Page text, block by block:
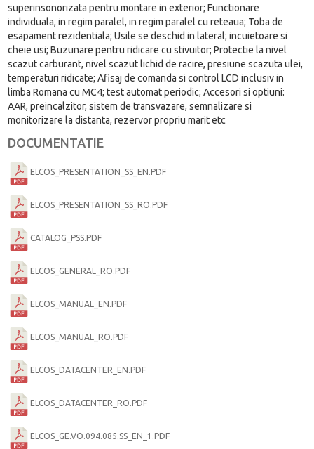
superinsonorizata pentru montare in exterior; Functionare
individuala, in regim paralel, in regim paralel cu reteaua; Toba de
esapament rezidentiala; Usile se deschid in lateral; incuietoare si
cheie usi; Buzunare pentru ridicare cu stivuitor; Protectie la nivel
scazut carburant, nivel scazut lichid de racire, presiune scazuta ulei,
temperaturi ridicate; Afisaj de comanda si control LCD inclusiv in
limba Romana cu MC4; test automat periodic; Accesori si optiuni:
AAR, preincalzitor, sistem de transvazare, semnalizare si
monitorizare la distanta, rezervor propriu marit etc
DOCUMENTATIE
ELCOS_PRESENTATION_SS_EN.PDF
ELCOS_PRESENTATION_SS_RO.PDF
CATALOG_PSS.PDF
ELCOS_GENERAL_RO.PDF
ELCOS_MANUAL_EN.PDF
ELCOS_MANUAL_RO.PDF
ELCOS_DATACENTER_EN.PDF
ELCOS_DATACENTER_RO.PDF
ELCOS_GE.VO.094.085.SS_EN_1.PDF